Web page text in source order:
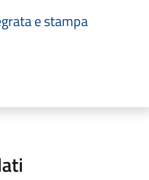
e stampa